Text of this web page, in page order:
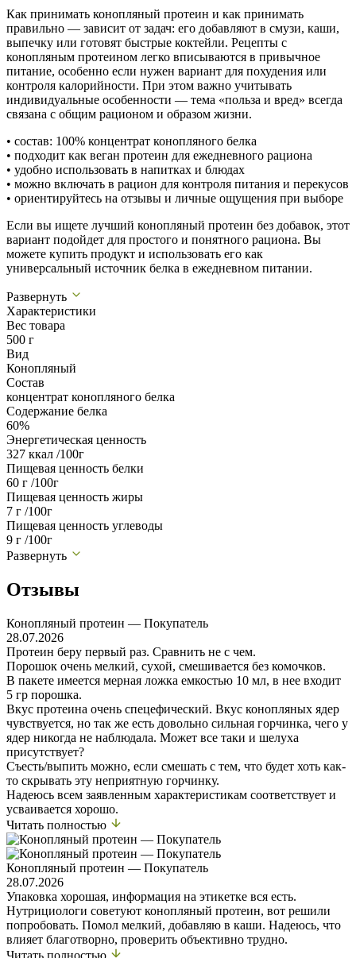
Как принимать конопляный протеин и как принимать
правильно — зависит от задач: его добавляют в смузи, каши,
выпечку или готовят быстрые коктейли. Рецепты с
конопляным протеином легко вписываются в привычное
питание, особенно если нужен вариант для похудения или
контроля калорийности. При этом важно учитывать
индивидуальные особенности — тема «польза и вред» всегда
связана с общим рационом и образом жизни.
• состав: 100% концентрат конопляного белка
• подходит как веган протеин для ежедневного рациона
• удобно использовать в напитках и блюдах
• можно включать в рацион для контроля питания и перекусов
• ориентируйтесь на отзывы и личные ощущения при выборе
Если вы ищете лучший конопляный протеин без добавок, этот
вариант подойдет для простого и понятного рациона. Вы
можете купить продукт и использовать его как
универсальный источник белка в ежедневном питании.
Развернуть
Характеристики
Вес товара
500 г
Вид
Конопляный
Состав
концентрат конопляного белка
Содержание белка
60%
Энергетическая ценность
327 ккал /100г
Пищевая ценность белки
60 г /100г
Пищевая ценность жиры
7 г /100г
Пищевая ценность углеводы
9 г /100г
Развернуть
Отзывы
Конопляный протеин — Покупатель
28.07.2026
Протеин беру первый раз. Сравнить не с чем.
Порошок очень мелкий, сухой, смешивается без комочков.
В пакете имеется мерная ложка емкостью 10 мл, в нее входит
5 гр порошка.
Вкус протеина очень спецефический. Вкус конопляных ядер
чувствуется, но так же есть довольно сильная горчинка, чего у
ядер никогда не наблюдала. Может все таки и шелуха
присутствует?
Съесть/выпить можно, если смешать с тем, что будет хоть как-
то скрывать эту неприятную горчинку.
Надеюсь всем заявленным характеристикам соответствует и
усваивается хорошо.
Читать полностью
Конопляный протеин — Покупатель
28.07.2026
Упаковка хорошая, информация на этикетке вся есть.
Нутрициологи советуют конопляный протеин, вот решили
попробовать. Помол мелкий, добавляю в каши. Надеюсь, что
влияет благотворно, проверить объективно трудно.
Читать полностью